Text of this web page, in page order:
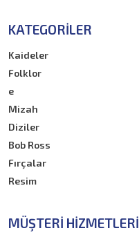
KATEGORILER
Kaideler
Folklor
e
Mizah
Diziler
Bob Ross
Fırçalar
Resim
MÜŞTERI HIZMETLERI